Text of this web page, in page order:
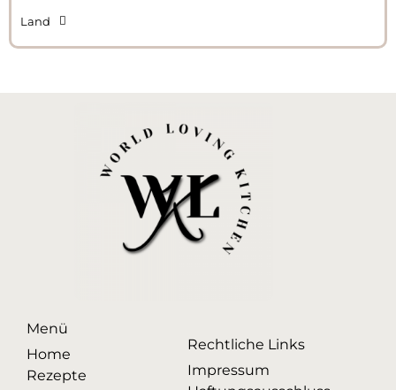
Land
Menü
Home
Rezepte
Rechtliche Links
Impressum